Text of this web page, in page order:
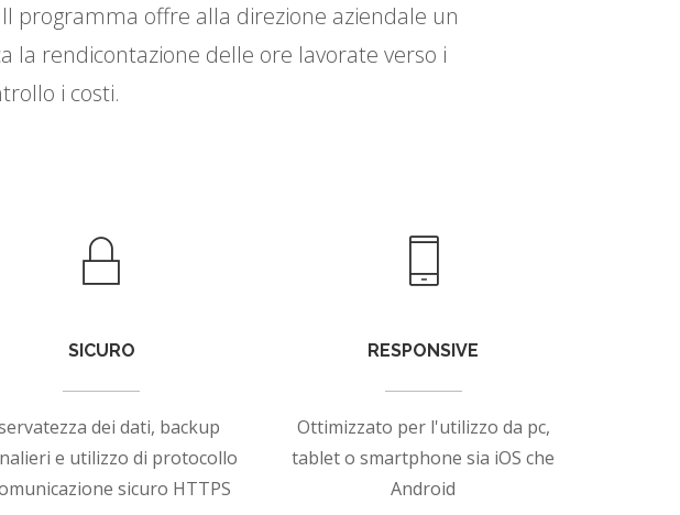
programma offre alla direzione aziendale un
rendicontazione delle ore lavorate verso i
i costi.
SICURO
dei dati, backup
e utilizzo di protocollo
sicuro HTTPS
RESPONSIVE
Ottimizzato per l'utilizzo da pc,
tablet o smartphone sia iOS che
Android